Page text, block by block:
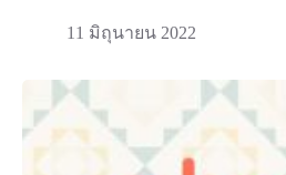
11 มิถุนายน 2022